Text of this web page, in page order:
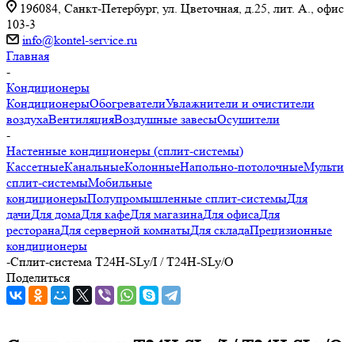
196084, Санкт-Петербург, ул. Цветочная, д.25, лит. А., офис
103-3
info@kontel-service.ru
Главная
-
Кондиционеры
КондиционерыОбогревателиУвлажнители и очистители
воздухаВентиляцияВоздушные завесыОсушители
-
Настенные кондиционеры (сплит-системы)
КассетныеКанальныеКолонныеНапольно-потолочныеМульти
сплит-системыМобильные
кондиционерыПолупромышленные сплит-системыДля
дачиДля домаДля кафеДля магазинаДля офисаДля
ресторанаДля серверной комнатыДля складаПрецизионные
кондиционеры
-Сплит-система T24H-SLy/I / T24H-SLy/O
Поделиться